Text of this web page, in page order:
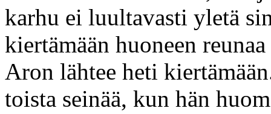
karhu ei luultavasti yletä
kiertämään huoneen
Aron lähtee heti
toista seinää, kun hän